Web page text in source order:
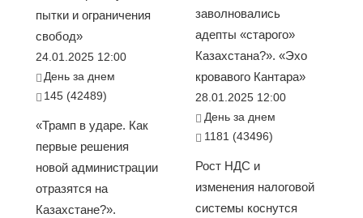
пытки и ограничения
свобод»
24.01.2025 12:00
День за днем
145 (42489)
«Трамп в ударе. Как
первые решения
новой администрации
отразятся на
Казахстане?».
заволновались
адепты «старого»
Казахстана?». «Эхо
кровавого Кантара»
28.01.2025 12:00
День за днем
1181 (43496)
Рост НДС и
изменения налоговой
системы коснутся